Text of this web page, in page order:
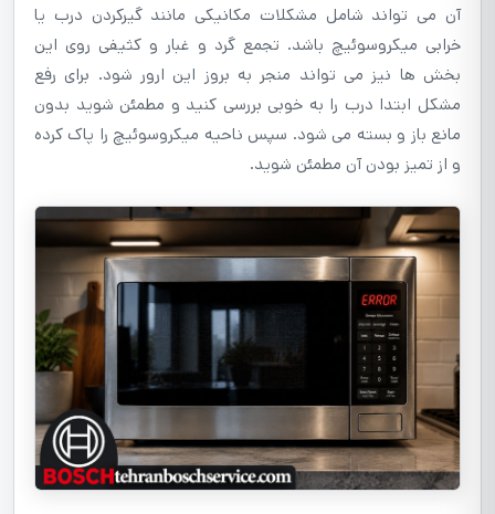
آن می تواند شامل مشکلات مکانیکی مانند گیرکردن درب یا
خرابی میکروسوئیچ باشد. تجمع گرد و غبار و کثیفی روی این
بخش ها نیز می تواند منجر به بروز این ارور شود. برای رفع
مشکل ابتدا درب را به خوبی بررسی کنید و مطمئن شوید بدون
مانع باز و بسته می شود. سپس ناحیه میکروسوئیچ را پاک کرده
و از تمیز بودن آن مطمئن شوید.